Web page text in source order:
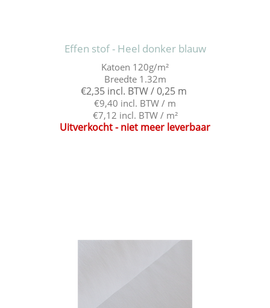
Effen stof - Heel donker blauw
Katoen 120g/m²
Breedte 1.32m
€2,35 incl. BTW / 0,25 m
€9,40 incl. BTW / m
€7,12 incl. BTW / m²
Uitverkocht - niet meer leverbaar